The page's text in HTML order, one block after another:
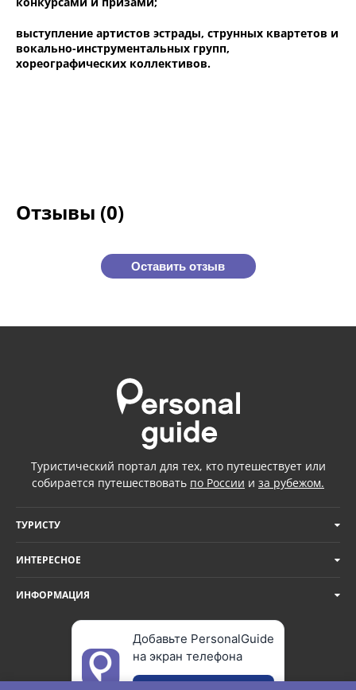
выступление артистов эстрады, струнных квартетов и
вокально-инструментальных групп,
хореографических коллективов.
Отзывы (0)
Оставить отзыв
Туристический портал для тех, кто путешествует или
собирается путешествовать по России и за рубежом.
ТУРИСТУ
ИНТЕРЕСНОЕ
ИНФОРМАЦИЯ
Добавьте PersonalGuide
на экран телефона